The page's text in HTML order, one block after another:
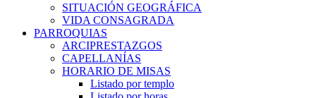
SITUACIÓN GEOGRÁFICA
VIDA CONSAGRADA
PARROQUIAS
ARCIPRESTAZGOS
CAPELLANÍAS
HORARIO DE MISAS
Listado por templo